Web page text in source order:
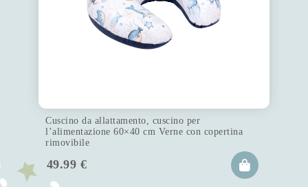
Cuscino da allattamento, cuscino per
l’alimentazione 60×40 cm Verne con copertina
rimovibile
49.99 €